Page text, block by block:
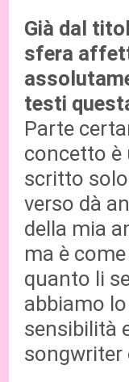
Già dal
sfera
testi
Parte
concetto è
scritto
verso dà
della mia
ma è
quanto li
abbiamo
sensibilità